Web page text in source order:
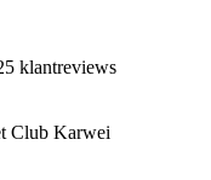
klantreviews
Club Karwei